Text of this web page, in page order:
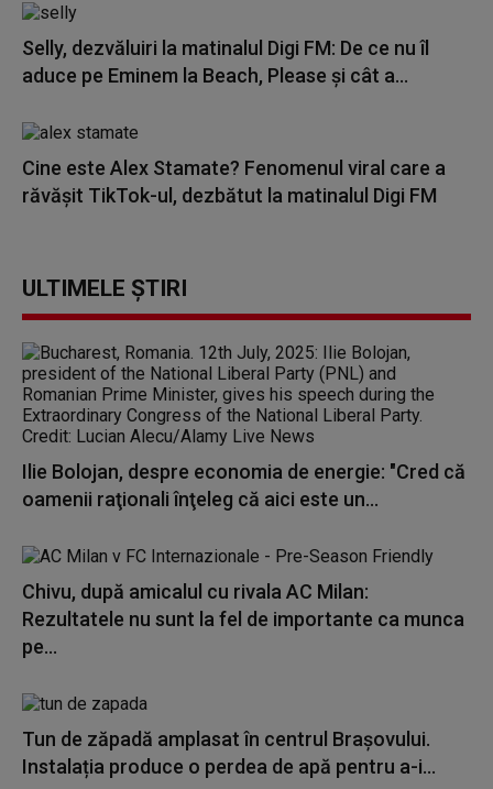
Selly, dezvăluiri la matinalul Digi FM: De ce nu îl
aduce pe Eminem la Beach, Please și cât a...
Cine este Alex Stamate? Fenomenul viral care a
răvășit TikTok-ul, dezbătut la matinalul Digi FM
ULTIMELE ȘTIRI
Ilie Bolojan, despre economia de energie: "Cred că
oamenii raţionali înţeleg că aici este un...
Chivu, după amicalul cu rivala AC Milan:
Rezultatele nu sunt la fel de importante ca munca
pe...
Tun de zăpadă amplasat în centrul Brașovului.
Instalația produce o perdea de apă pentru a-i...